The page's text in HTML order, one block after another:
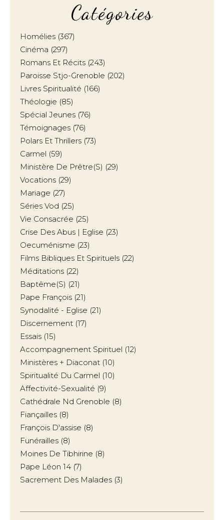
Catégories
Homélies (367)
Cinéma (297)
Romans Et Récits (243)
Paroisse Stjo-Grenoble (202)
Livres Spiritualité (166)
Théologie (85)
Spécial Jeunes (76)
Témoignages (76)
Polars Et Thrillers (73)
Carmel (59)
Ministère De Prêtre(s) (29)
Vocations (29)
Mariage (27)
Séries Vod (25)
Vie Consacrée (25)
Crise Des Abus | Eglise (23)
Oecuménisme (23)
Films Bibliques Et Spirituels (22)
Méditations (22)
Baptême(s) (21)
Pape François (21)
Synodalité - Eglise (21)
Discernement (17)
Essais (15)
Accompagnement Spirituel (12)
Ministères + Diaconat (10)
Spiritualité Du Carmel (10)
Affectivité-Sexualité (9)
Cathédrale Nd Grenoble (8)
Fiançailles (8)
François D'assise (8)
Funérailles (8)
Moines De Tibhirine (8)
Pape Léon 14 (7)
Sacrement Des Malades (3)